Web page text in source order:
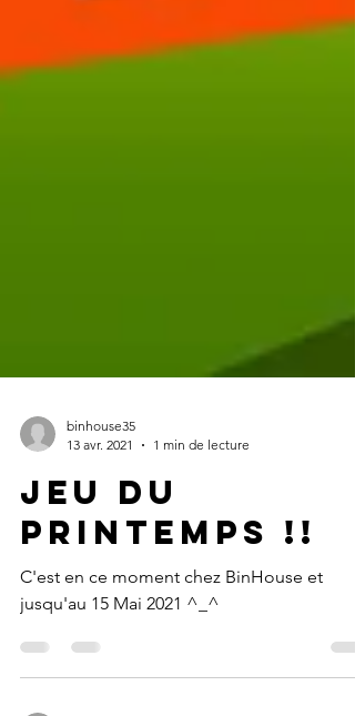
13 avr. 2021
Jeu du
Printemps !!
C'est en ce moment chez BinHouse et
jusqu'au 15 Mai 2021 ^_^